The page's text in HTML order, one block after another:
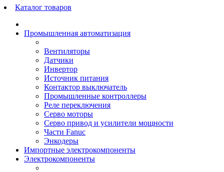
Каталог товаров
Промышленная автоматизация
Вентиляторы
Датчики
Инвертор
Источник питания
Контактор выключатель
Промышленные контроллеры
Реле переключения
Серво моторы
Серво привод и усилители мощности
Части Fanuc
Энкодеры
Импортные электрокомпоненты
Электрокомпоненты